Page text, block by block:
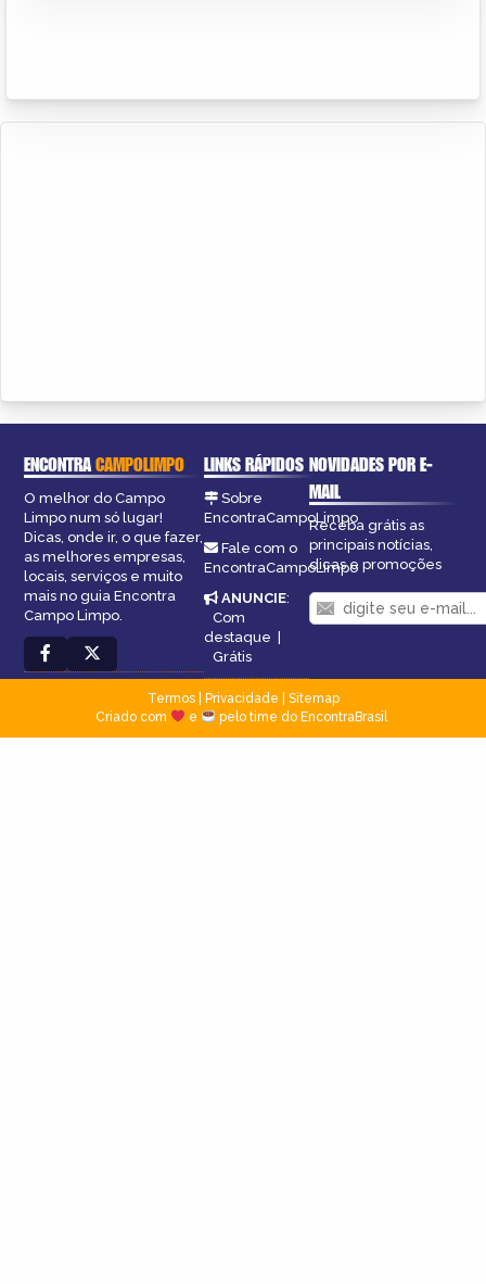
ENCONTRACAMPOLIMPO
O melhor do Campo
Limpo num só lugar!
Dicas, onde ir, o que fazer,
as melhores empresas,
locais, serviços e muito
mais no guia Encontra
Campo Limpo.
LINKS RÁPIDOS
Sobre
EncontraCampoLimpo
Fale com o
EncontraCampoLimpo
ANUNCIE:
Com
destaque |
Grátis
NOVIDADES POR E-
MAIL
Receba grátis as
principais notícias,
dicas e promoções
Termos| Privacidade
Sitemap
Criado com
e pelo time do EncontraBrasil